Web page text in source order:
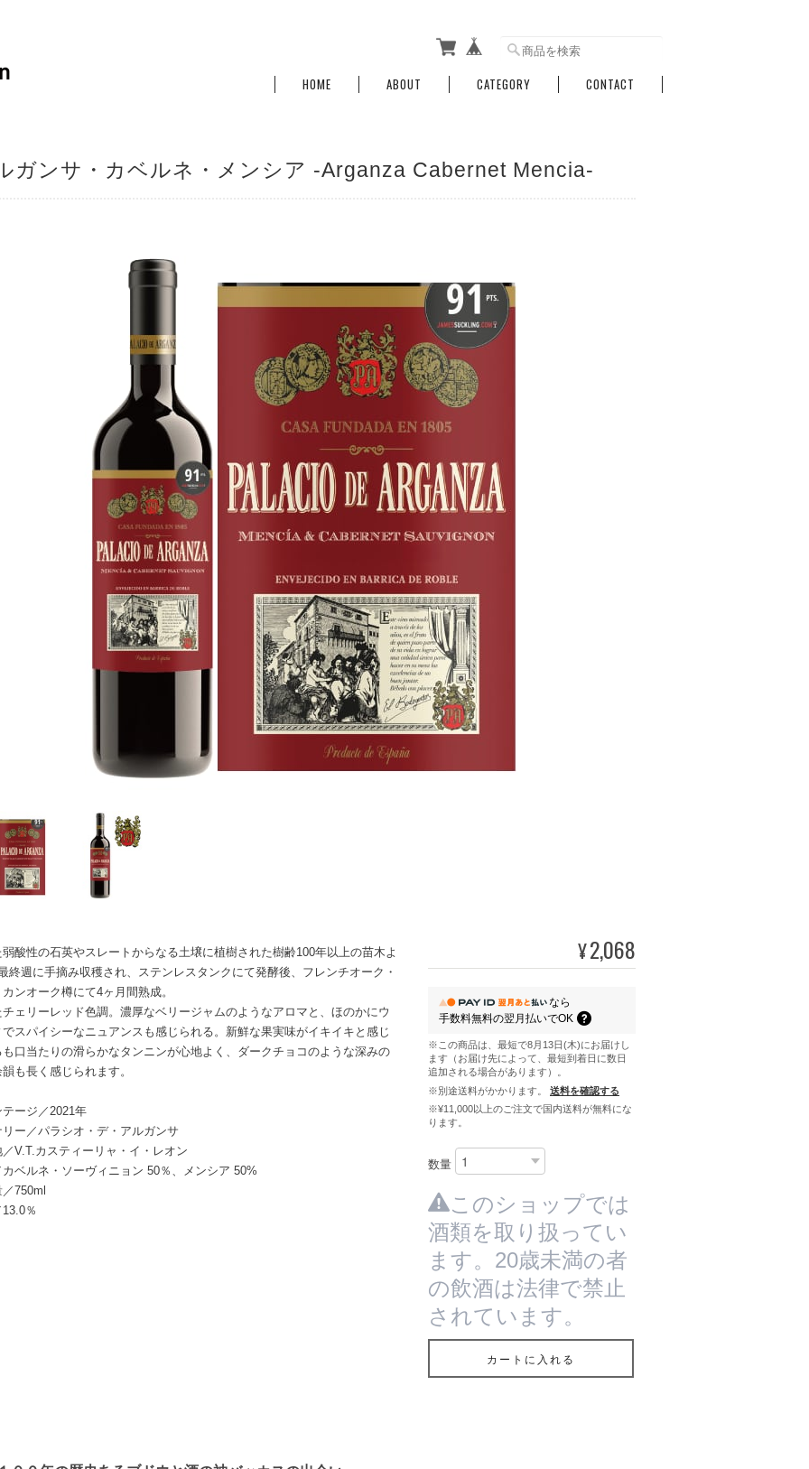
HOME ABOUT CATEGORY CONTACT
ガンサ・カベルネ・メンシア -Arganza Cabernet Mencia-
酸性の石英やスレートからなる土壌に植樹された樹齢100年以上の苗木よ
終週に手摘み収穫され、ステンレスタンクにて発酵後、フレンチオーク・
ンオーク樽にて4ヶ月間熟成。
ェリーレッド色調。濃厚なベリージャムのようなアロマと、ほのかにウ
スパイシーなニュアンスも感じられる。新鮮な果実味がイキイキと感じ
も口当たりの滑らかなタンニンが心地よく、ダークチョコのような深みの
も長く感じられます。
ージ／2021年
ー／パラシオ・デ・アルガンサ
V.T.カスティーリャ・イ・レオン
ベルネ・ソーヴィニョン 50％、メンシア 50%
750ml
％
¥2,068
なら
手数料無料の翌月払いでOK
※この商品は、最短で8月13日(木)にお届けし
ます（お届け先によって、最短到着日に数日
追加される場合があります）。
※別途送料がかかります。
送料を確認する
※¥11,000以上のご注文で国内送料が無料にな
ります。
数量
このショップでは
酒類を取り扱ってい
ます。20歳未満の者
の飲酒は法律で禁止
されています。
カートに入れる